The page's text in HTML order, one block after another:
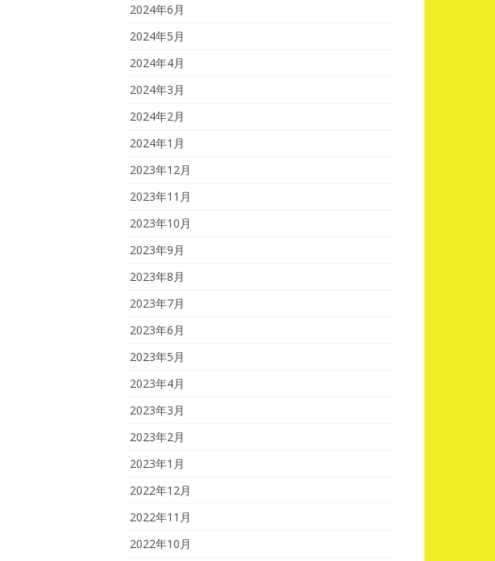
2024年6月
2024年5月
2024年4月
2024年3月
2024年2月
2024年1月
2023年12月
2023年11月
2023年10月
2023年9月
2023年8月
2023年7月
2023年6月
2023年5月
2023年4月
2023年3月
2023年2月
2023年1月
2022年12月
2022年11月
2022年10月